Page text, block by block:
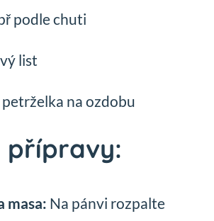
podle chuti
list
na ozdobu
přípravy:
masa: Na pánvi rozpalte